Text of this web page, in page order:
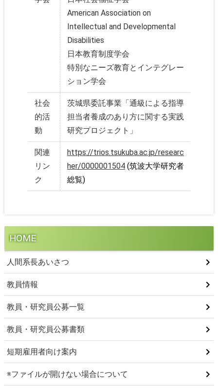
American Association on
Intellectual and Developmental
Disabilities
日本教育制度学会
特別なニーズ教育とインテグレー
ション学会
社会
的活
動
茨城県委託事業「通級による指導
担当者養成のあり方に関する実践
研究プロジェクト」
関連
リン
ク
https://trios.tsukuba.ac.jp/researc
her/0000001504 (筑波大学研究者
総覧)
HOME
人間系長あいさつ
教員情報
教員・研究員公募一覧
教員・研究員公募書類
短期雇用者向け案内
※ファイルが開けない場合について